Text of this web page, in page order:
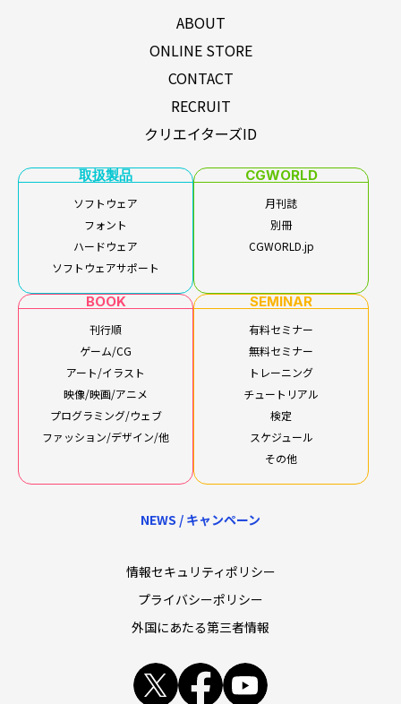
ABOUT
ONLINE STORE
CONTACT
RECRUIT
クリエイターズID
取扱製品
ソフトウェア
フォント
ハードウェア
ソフトウェアサポート
CGWORLD
月刊誌
別冊
CGWORLD.jp
BOOK
刊行順
ゲーム/CG
アート/イラスト
映像/映画/アニメ
プログラミング/ウェブ
ファッション/デザイン/他
SEMINAR
有料セミナー
無料セミナー
トレーニング
チュートリアル
検定
スケジュール
その他
NEWS / キャンペーン
情報セキュリティポリシー
プライバシーポリシー
外国にあたる第三者情報
x facebook